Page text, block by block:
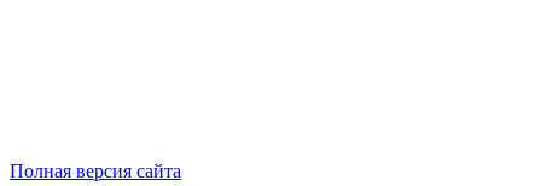
Полная версия сайта